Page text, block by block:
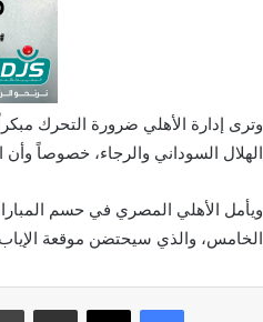
وترى إدارة الأهلي ضرورة التحرك
الهلال السوداني والرجاء، خصوصاً وأن اللقاء
ويأمل الأهلي المصري في حسم
الخامس، والذي سيحتضن موقعة
فيسبوك